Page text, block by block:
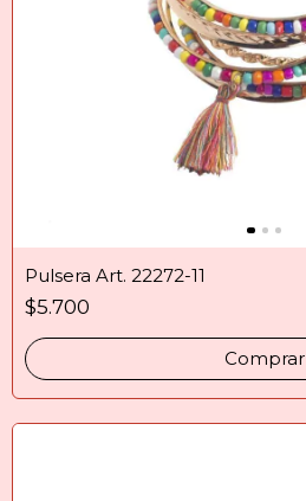
Pulsera Art. 22272-11
$5.700
Comprar